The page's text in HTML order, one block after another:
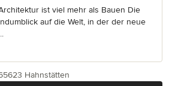
ist viel mehr als Bauen Die
auf die Welt, in der der neue
Hahnstätten